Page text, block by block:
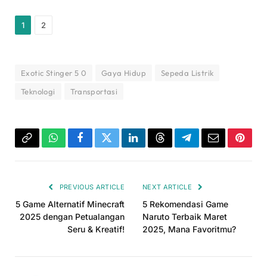
1 2
Exotic Stinger 5 0 Gaya Hidup
Sepeda Listrik
Teknologi
Transportasi
Copy WhatsAppFacebookTwitterLinkedInThreadsTelegramEmail
PREVIOUS ARTICLE
5 Game Alternatif Minecraft
2025 dengan Petualangan
Seru & Kreatif!
NEXT ARTICLE
5 Rekomendasi Game
Naruto Terbaik Maret
2025, Mana Favoritmu?